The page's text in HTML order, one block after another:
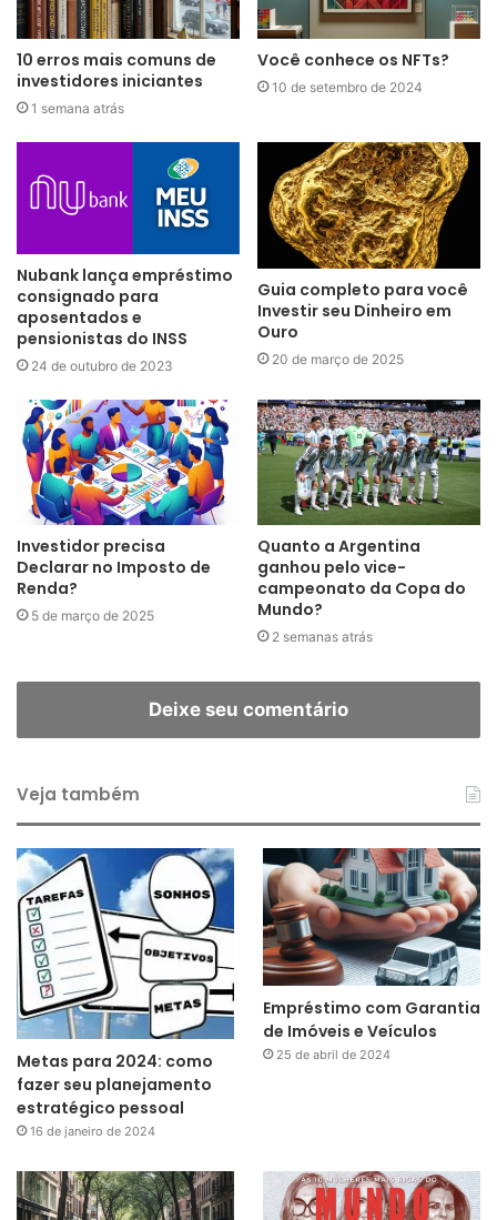
10 erros mais comuns de
investidores iniciantes
1 semana atrás
Você conhece os NFTs?
10 de setembro de 2024
Nubank lança empréstimo
consignado para
aposentados e
pensionistas do INSS
24 de outubro de 2023
Guia completo para você
Investir seu Dinheiro em
Ouro
20 de março de 2025
Investidor precisa
Declarar no Imposto de
Renda?
5 de março de 2025
Quanto a Argentina
ganhou pelo vice-
campeonato da Copa do
Mundo?
2 semanas atrás
Deixe seu comentário
Veja também
Metas para 2024: como
fazer seu planejamento
estratégico pessoal
16 de janeiro de 2024
Empréstimo com Garantia
de Imóveis e Veículos
25 de abril de 2024